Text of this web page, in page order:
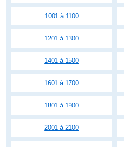
1001 à 1100
1201 à 1300
1401 à 1500
1601 à 1700
1801 à 1900
2001 à 2100